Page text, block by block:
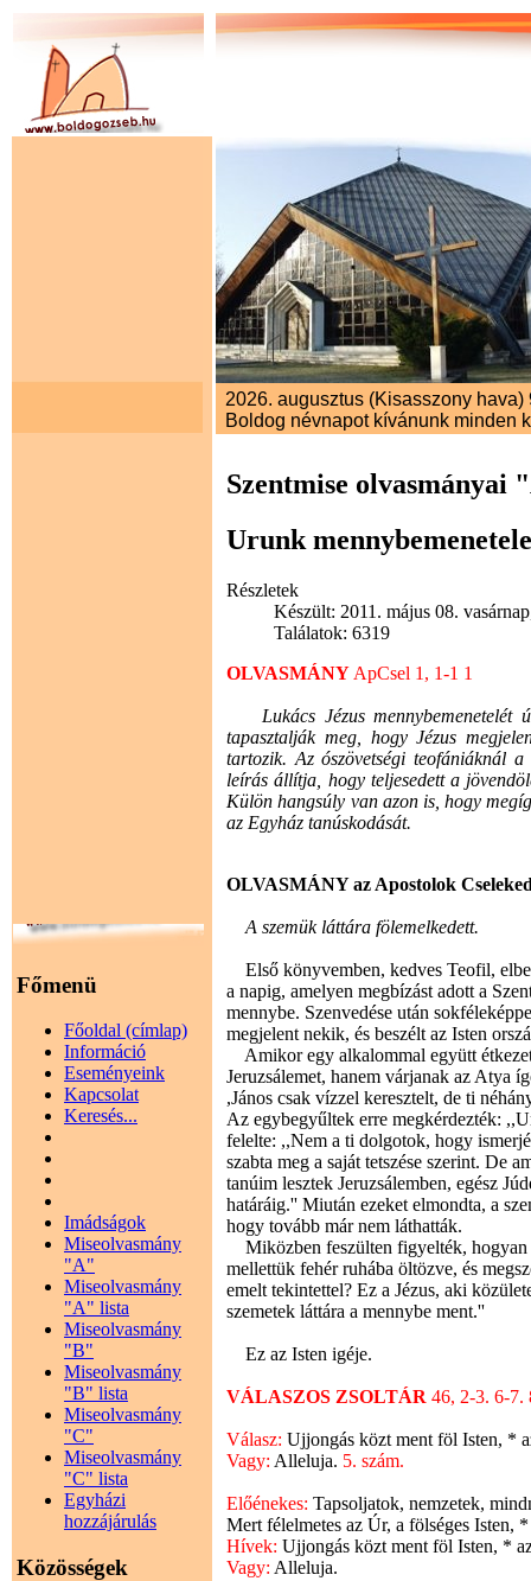
Főmenü
Főoldal (címlap)
Információ
Eseményeink
Kapcsolat
Keresés...
Imádságok
Miseolvasmány
"A"
Miseolvasmány
"A" lista
Miseolvasmány
"B"
Miseolvasmány
"B" lista
Miseolvasmány
"C"
Miseolvasmány
"C" lista
Egyházi
hozzájárulás
Közösségek
2026. augusztus (Kisasszony hava)
Boldog névnapot kívánunk minden
Szentmise olvasmányai
Urunk
Részletek
Készült: 2011. május 08.
Találatok: 6319
OLVASMÁNY ApCsel 1, 1-1 1
Lukács Jézus mennybemenetelét
tapasztalják meg, hogy Jézus
tartozik. Az ószövetségi teofániáknál
leírás állítja, hogy teljesedett a
Külön hangsúly van azon is, hogy
az Egyház tanúskodását.
OLVASMÁNY az Apostolok
A szemük láttára fölemelkedett.
Első könyvemben, kedves Teofil,
a napig, amelyen megbízást adott a
mennybe. Szenvedése után
megjelent nekik, és beszélt az Isten
Amikor egy alkalommal együtt
Jeruzsálemet, hanem várjanak az Atya
,János csak vízzel keresztelt, de ti
Az egybegyűltek erre megkérdezték:
felelte: ,,Nem a ti dolgotok, hogy
szabta meg a saját tetszése szerint. De
tanúim lesztek Jeruzsálemben, egész
határáig.'' Miután ezeket elmondta, a
hogy tovább már nem láthatták.
Miközben feszülten figyelték, hogyan
mellettük fehér ruhába öltözve, és
emelt tekintettel? Ez a Jézus, aki
szemetek láttára a mennybe ment.''
Ez az Isten igéje.
VÁLASZOS ZSOLTÁR 46, 2-3. 6-
Válasz: Ujjongás közt ment föl Isten, *
Vagy: Alleluja. 5. szám.
Előénekes: Tapsoljatok, nemzetek,
Mert félelmetes az Úr, a fölséges Isten,
Hívek: Ujjongás közt ment föl Isten, *
Vagy: Alleluja.